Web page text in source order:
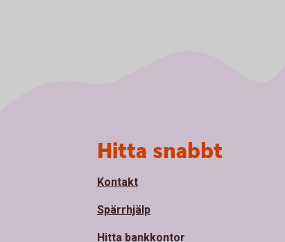
Hitta snabbt
Kontakt
Spärrhjälp
Hitta bankkontor